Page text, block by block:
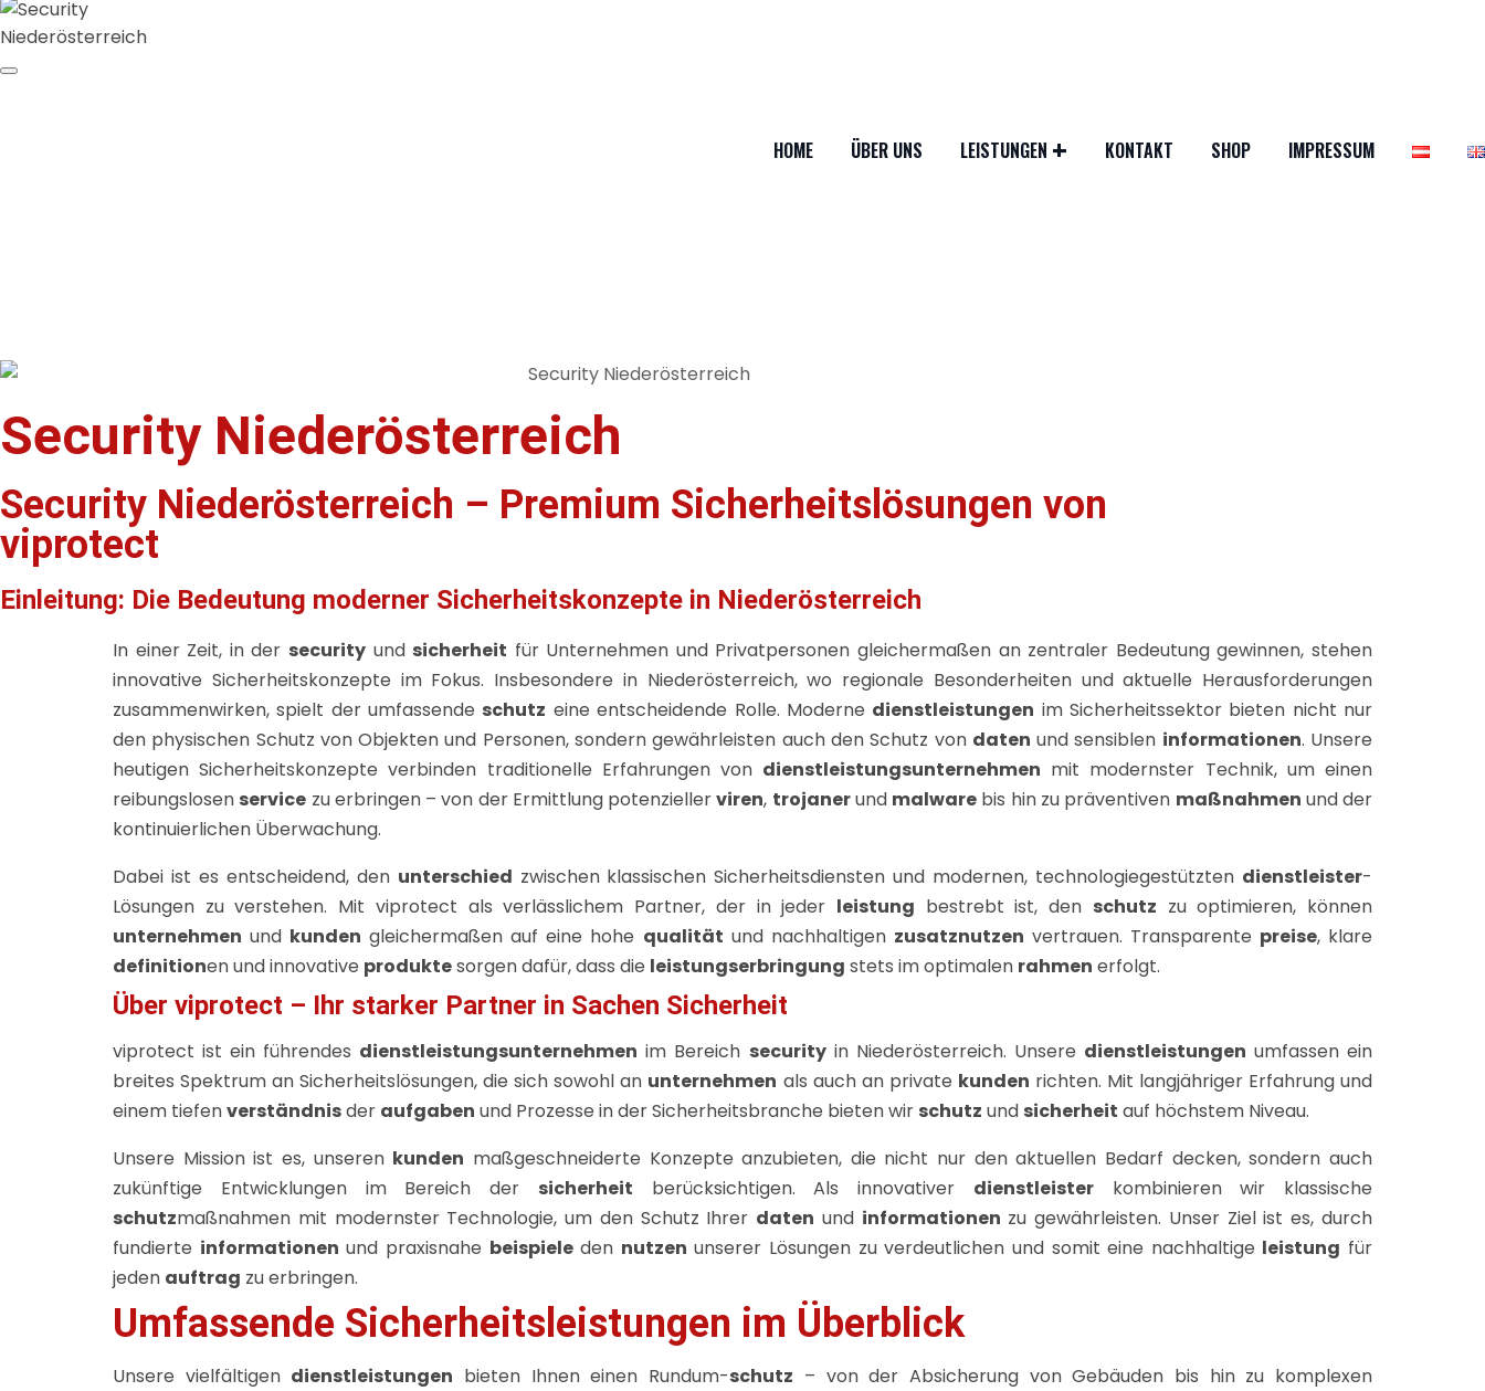
HOME ÜBER UNS LEISTUNGEN KONTAKT SHOP IMPRESSUM
Security Niederösterreich
Security Niederösterreich – Premium Sicherheitslösungen von
viprotect
Einleitung: Die Bedeutung moderner Sicherheitskonzepte in Niederösterreich
In einer Zeit, in der securityund sicherheit für Unternehmen und Privatpersonen gleichermaßen an zentraler Bedeutung gewinnen, stehen
innovative Sicherheitskonzepte im Fokus. Insbesondere in Niederösterreich, wo regionale Besonderheiten und aktuelle Herausforderungen
zusammenwirken, spielt der umfassende schutz eine entscheidende Rolle. Moderne dienstleistungen im Sicherheitssektor bieten nicht nur
den physischen Schutz von Objekten und Personen, sondern gewährleisten auch den Schutz von daten und sensiblen informationen. Unsere
heutigen Sicherheitskonzepte verbinden traditionelle Erfahrungen von dienstleistungsunternehmen mit modernster Technik, um einen
reibungslosen service zu erbringen – von der Ermittlung potenziellerviren, trojanerund malware bis hin zu präventiven maßnahmen und der
kontinuierlichen Überwachung.
Dabei ist es entscheidend, den unterschied zwischen klassischen Sicherheitsdiensten und modernen, technologiegestützten dienstleister-
Lösungen zu verstehen. Mit viprotect als verlässlichem Partner, der in jeder leistung bestrebt ist, den schutz zu optimieren, können
unternehmen und kunden gleichermaßen auf eine hohe qualität und nachhaltigen zusatznutzen vertrauen. Transparente preise, klare
definitionen und innovative produktesorgen dafür, dass die leistungserbringung stets im optimalen rahmen erfolgt.
Über viprotect – Ihr starker Partner in Sachen Sicherheit
viprotect ist ein führendes dienstleistungsunternehmen im Bereich securityin Niederösterreich. Unsere dienstleistungen umfassen ein
breites Spektrum an Sicherheitslösungen, die sich sowohl an unternehmen als auch an private kunden richten. Mit langjähriger Erfahrung und
einem tiefenverständnisder aufgaben und Prozesse in der Sicherheitsbranche bieten wir schutz und sicherheit auf höchstem Niveau.
Unsere Mission ist es, unseren kunden maßgeschneiderte Konzepte anzubieten, die nicht nur den aktuellen Bedarf decken, sondern auch
zukünftige Entwicklungen im Bereich der sicherheit berücksichtigen. Als innovativer dienstleisterkombinieren wir klassische
schutzmaßnahmen mit modernster Technologie, um den Schutz Ihrer daten und informationen zu gewährleisten. Unser Ziel ist es, durch
fundierte informationen und praxisnahe beispieleden nutzen unserer Lösungen zu verdeutlichen und somit eine nachhaltige leistung für
jeden auftrag zu erbringen.
Umfassende Sicherheitsleistungen im Überblick
Unsere vielfältigen dienstleistungen bieten Ihnen einen Rundum-schutz – von der Absicherung von Gebäuden bis hin zu komplexen